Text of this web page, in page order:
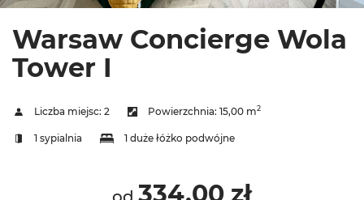
Warsaw Concierge Wola
Tower I
Liczba miejsc: 2 Powierzchnia: 15,00 m2
1 sypialnia 1 duże łóżko podwójne
334,00 zł